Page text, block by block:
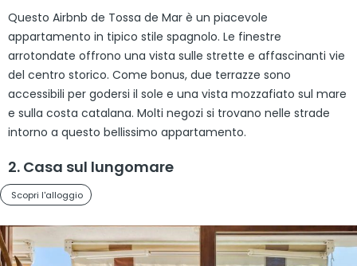
Questo Airbnb de Tossa de Mar è un piacevole
appartamento in tipico stile spagnolo. Le finestre
arrotondate offrono una vista sulle strette e affascinanti vie
del centro storico. Come bonus, due terrazze sono
accessibili per godersi il sole e una vista mozzafiato sul mare
e sulla costa catalana. Molti negozi si trovano nelle strade
intorno a questo bellissimo appartamento.
2. Casa sul lungomare
Scopri l'alloggio